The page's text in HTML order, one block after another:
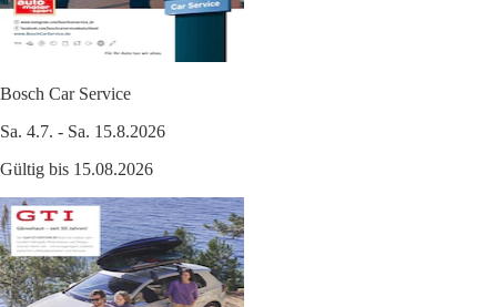
Bosch Car Service
Sa. 4.7. - Sa. 15.8.2026
Gültig bis 15.08.2026